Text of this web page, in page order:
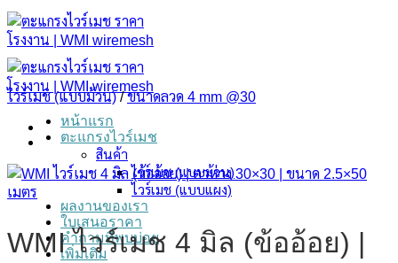
ข้าม
ไป
เนื้อหา
หน้าแรก
ตะแกรงไวร์เมช
สินค้า
ไวร์เมช (แบบม้วน)
ไวร์เมช (แบบแผง)
ผลงานของเรา
ใบเสนอราคา
คำถามที่พบบ่อย
เพิ่มเติม
ไวร์เมช (แบบม้วน) / ขนาดลวด 4 mm @30
WMI ไวร์เมช 4 มิล (ข้ออ้อย) |